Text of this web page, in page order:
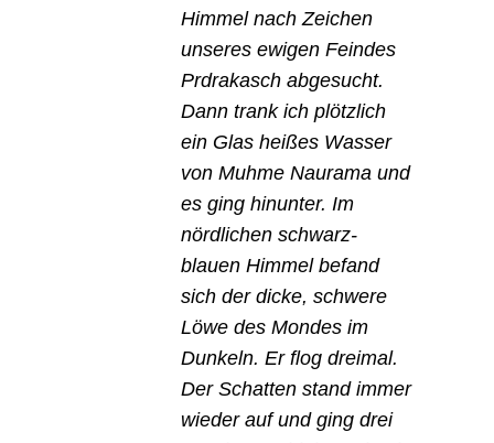
Himmel nach Zeichen
unseres ewigen Feindes
Prdrakasch abgesucht.
Dann trank ich plötzlich
ein Glas heißes Wasser
von Muhme Naurama und
es ging hinunter. Im
nördlichen schwarz-
blauen Himmel befand
sich der dicke, schwere
Löwe des Mondes im
Dunkeln. Er flog dreimal.
Der Schatten stand immer
wieder auf und ging drei